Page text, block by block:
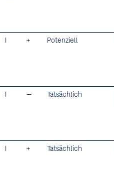
I + Potenziell
I — Tatsächlich
I + Tatsächlich